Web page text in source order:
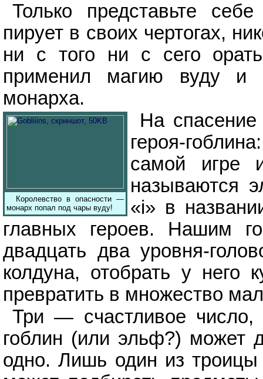
Только представьте
пирует в своих чертогах,
ни с того ни с сего
применил магию вуду и
монарха.
Королевство в опасности —
монарх попал под чары вуду!
На
героя-
самой игре
называются
«i» в
главных героев. Нашим
двадцать два уровня-
колдуна, отобрать у него
превратить в множество
Три — счастливое
гоблин (или эльф?) может
одно. Лишь один из